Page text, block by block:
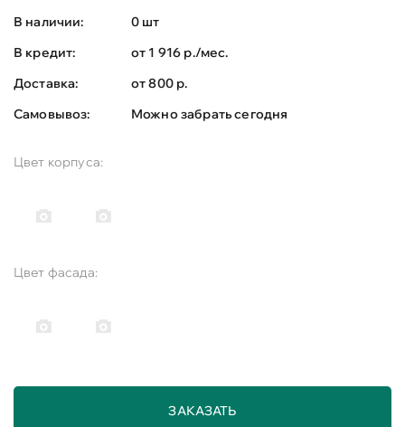
В наличии:
0 шт
В кредит:
от 1 916 р./мес.
Доставка:
от 800 р.
Самовывоз:
Можно забрать сегодня
Цвет корпуса:
Цвет фасада:
ЗАКАЗАТЬ